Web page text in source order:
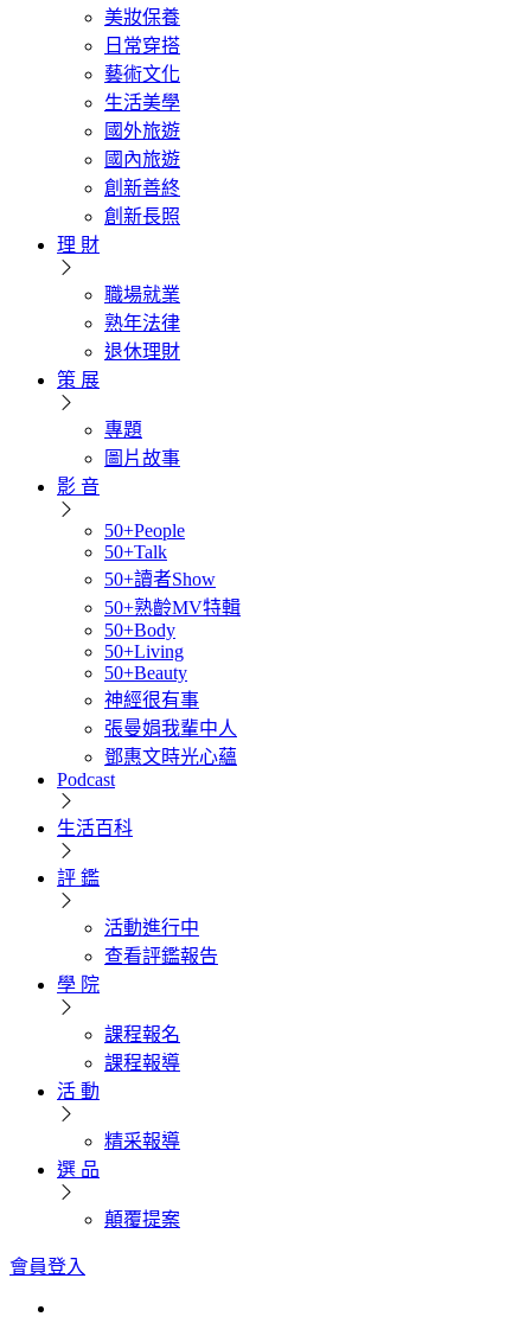
美妝保養
日常穿搭
藝術文化
生活美學
國外旅遊
國內旅遊
創新善終
創新長照
理 財
職場就業
熟年法律
退休理財
策 展
專題
圖片故事
影 音
50+People
50+Talk
50+讀者Show
50+熟齡MV特輯
50+Body
50+Living
50+Beauty
神經很有事
張曼娟我輩中人
鄧惠文時光心蘊
Podcast
生活百科
評 鑑
活動進行中
查看評鑑報告
學 院
課程報名
課程報導
活 動
精采報導
選 品
顛覆提案
會員登入